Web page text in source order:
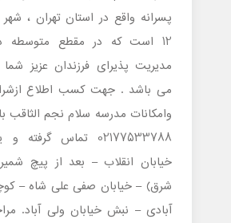
پسرانه واقع در استان تهران ،
12 است که در مقطع متوسطه
مدیریت پذیرای فرزندان عزیز شما
می باشد . جهت کسب اطلاع
وامکانات مدرسه سلام نجم الثاقب
02177533788 تماس
خیابان انقلاب – بعد از پیچ
شرق) – خیابان صفی علی شاه –
آبادی – نبش خیابان ولی آباد.